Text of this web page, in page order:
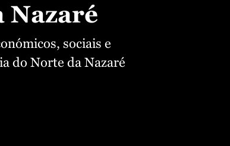
Nazaré
sociais e
do Norte da Nazaré